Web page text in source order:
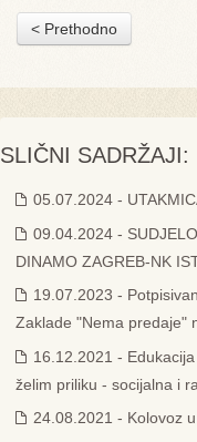
< Prethodno
SLIČNI SADRŽAJI:
05.07.2024 -
09.04.2024 -
DINAMO ZAGREB-NK
19.07.2023 -
Zaklade "Nema predaje"
16.12.2021 -
želim priliku - socijalna i
24.08.2021 - Kolovoz